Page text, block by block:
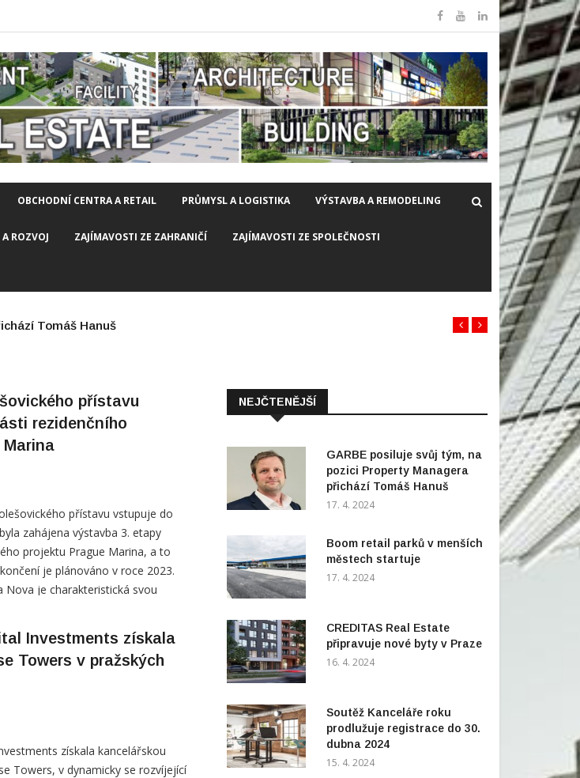
OBCHODNÍ CENTRA A RETAIL PRŮMYSL A LOGISTIKA VÝSTAVBA A REMODELING
ROZVOJ ZAJÍMAVOSTI ZE ZAHRANIČÍ ZAJÍMAVOSTI ZE SPOLEČNOSTI
přístavu
rezidenčního
Marina
přístavu vstupuje do
zahájena výstavba 3. etapy
projektu Prague Marina, a to
je plánováno v roce 2023.
Nova je charakteristická svou
Investments získala
Towers v pražských
získala kancelářskou
Towers, v dynamicky se rozvíjející
NEJČTENĚJŠÍ
GARBE posiluje svůj tým, na
pozici Property Managera
přichází Tomáš Hanuš
17. 4. 2024
Boom retail parků v menších
městech startuje
17. 4. 2024
CREDITAS Real Estate
připravuje nové byty v Praze
16. 4. 2024
Soutěž Kanceláře roku
prodlužuje registrace do 30.
dubna 2024
15. 4. 2024